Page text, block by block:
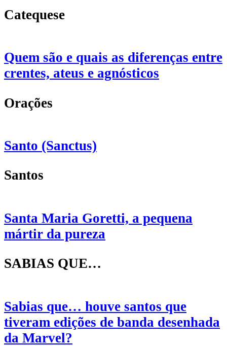
Catequese
Quem são e quais as diferenças entre
crentes, ateus e agnósticos
Orações
Santo (Sanctus)
Santos
Santa Maria Goretti, a pequena
mártir da pureza
SABIAS QUE…
Sabias que… houve santos que
tiveram edições de banda desenhada
da Marvel?